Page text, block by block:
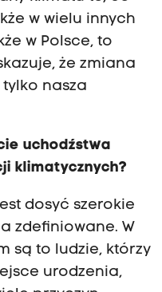
w wielu innych
w Polsce, to
że zmiana
tylko nasza
uchodźstwa
klimatycznych?
dosyć szerokie
zdefiniowane. W
są to ludzie, którzy
urodzenia,